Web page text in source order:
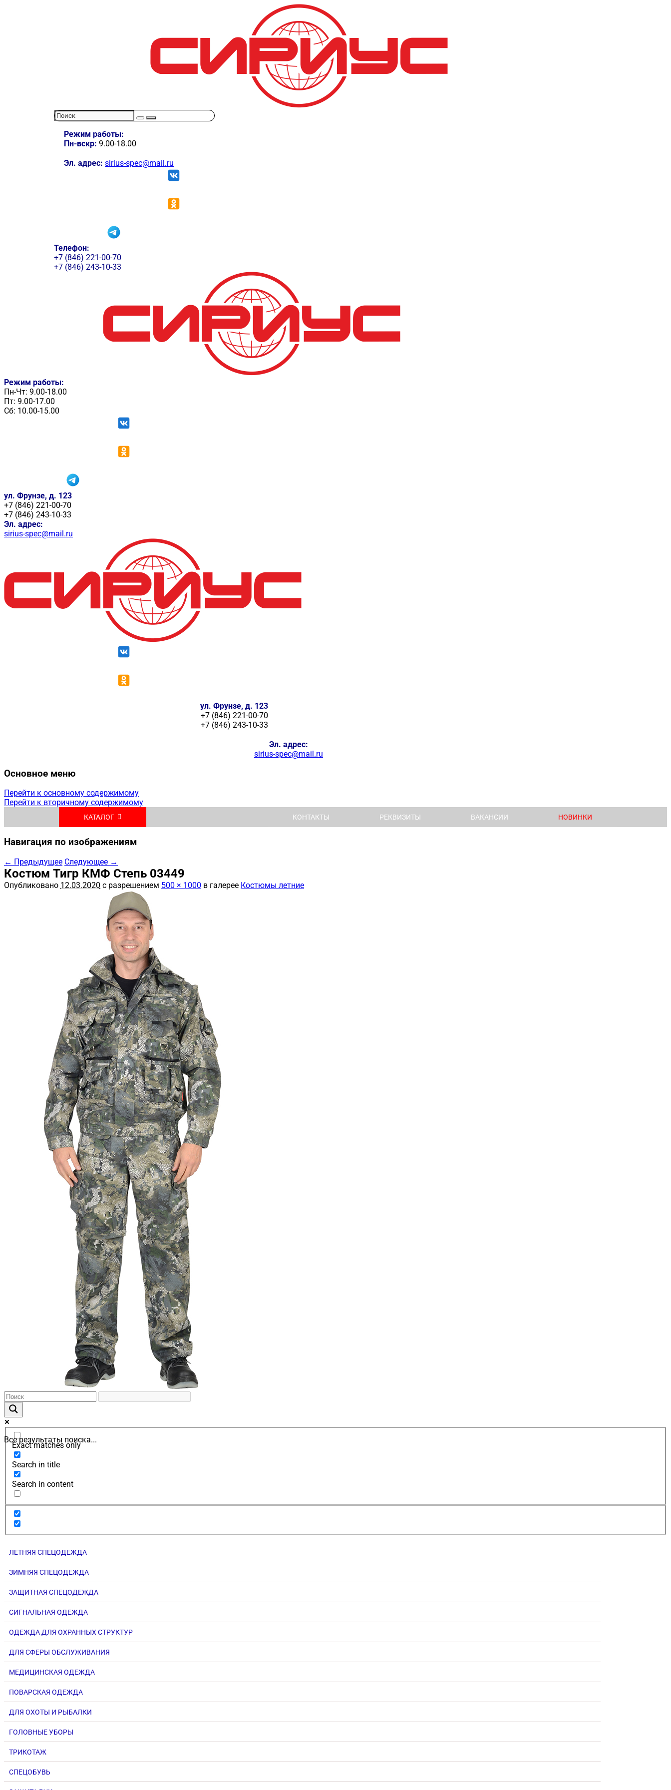
Режим работы:
Пн-вскр: 9.00-18.00
Эл. адрес: sirius-spec@mail.ru
Телефон:
+7 (846) 221-00-70
+7 (846) 243-10-33
Режим работы:
Пн-Чт: 9.00-18.00
Пт: 9.00-17.00
Сб: 10.00-15.00
ул. Фрунзе, д. 123
+7 (846) 221-00-70
+7 (846) 243-10-33
Эл. адрес:
sirius-spec@mail.ru
ул. Фрунзе, д. 123
+7 (846) 221-00-70
+7 (846) 243-10-33
Эл. адрес:
sirius-spec@mail.ru
Основное меню
Перейти к основному содержимому
Перейти к вторичному содержимому
КАТАЛОГ КОНТАКТЫ РЕКВИЗИТЫ ВАКАНСИИ НОВИНКИ
Навигация по изображениям
← Предыдущее Следующее →
Костюм Тигр КМФ Степь 03449
Опубликовано 12.03.2020 с разрешением 500 × 1000 в галерее Костюмы летние
Все результаты поиска...
Exact matches only
Search in title
Search in content
ЛЕТНЯЯ СПЕЦОДЕЖДА
ЗИМНЯЯ СПЕЦОДЕЖДА
ЗАЩИТНАЯ СПЕЦОДЕЖДА
СИГНАЛЬНАЯ ОДЕЖДА
ОДЕЖДА ДЛЯ ОХРАННЫХ СТРУКТУР
ДЛЯ СФЕРЫ ОБСЛУЖИВАНИЯ
МЕДИЦИНСКАЯ ОДЕЖДА
ПОВАРСКАЯ ОДЕЖДА
ДЛЯ ОХОТЫ И РЫБАЛКИ
ГОЛОВНЫЕ УБОРЫ
ТРИКОТАЖ
СПЕЦОБУВЬ